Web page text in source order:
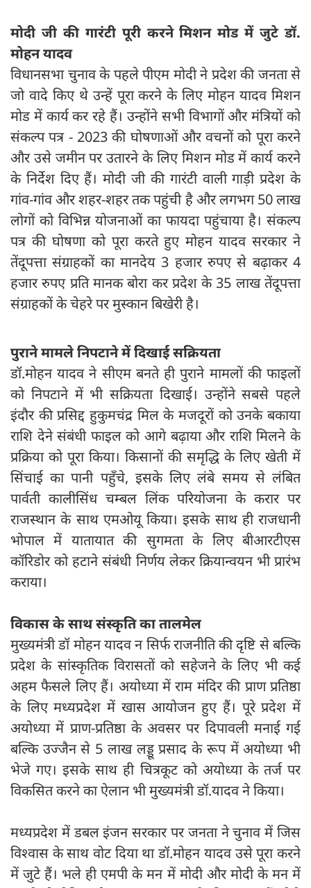
मोदी जी की गारंटी पूरी करने मिशन मोड में जुटे डॉ.
मोहन यादव
विधानसभा चुनाव के पहले पीएम मोदी ने प्रदेश की जनता से
जो वादे किए थे उन्हें पूरा करने के लिए मोहन यादव मिशन
मोड में कार्य कर रहे हैं। उन्होंने सभी विभागों और मंत्रियों को
संकल्प पत्र - 2023 की घोषणाओं और वचनों को पूरा करने
और उसे जमीन पर उतारने के लिए मिशन मोड में कार्य करने
के निर्देश दिए हैं। मोदी जी की गारंटी वाली गाड़ी प्रदेश के
गांव-गांव और शहर-शहर तक पहुंची है और लगभग 50 लाख
लोगों को विभिन्न योजनाओं का फायदा पहुंचाया है। संकल्प
पत्र की घोषणा को पूरा करते हुए मोहन यादव सरकार ने
तेंदूपत्ता संग्राहकों का मानदेय 3 हजार रुपए से बढ़ाकर 4
हजार रुपए प्रति मानक बोरा कर प्रदेश के 35 लाख तेंदूपत्ता
संग्राहकों के चेहरे पर मुस्कान बिखेरी है।
पुराने मामले निपटाने में दिखाई सक्रियता
डॉ.मोहन यादव ने सीएम बनते ही पुराने मामलों की फाइलों
को निपटाने में भी सक्रियता दिखाई। उन्होंने सबसे पहले
इंदौर की प्रसिद्द हुकुमचंद्र मिल के मजदूरों को उनके बकाया
राशि देने संबंधी फाइल को आगे बढ़ाया और राशि मिलने के
प्रक्रिया को पूरा किया। किसानों की समृद्धि के लिए खेती में
सिंचाई का पानी पहुँचे, इसके लिए लंबे समय से लंबित
पार्वती कालीसिंध चम्बल लिंक परियोजना के करार पर
राजस्थान के साथ एमओयू किया। इसके साथ ही राजधानी
भोपाल में यातायात की सुगमता के लिए बीआरटीएस
कॉरिडोर को हटाने संबंधी निर्णय लेकर क्रियान्वयन भी प्रारंभ
कराया।
विकास के साथ संस्कृति का तालमेल
मुख्यमंत्री डॉ मोहन यादव न सिर्फ राजनीति की दृष्टि से बल्कि
प्रदेश के सांस्कृतिक विरासतों को सहेजने के लिए भी कई
अहम फैसले लिए हैं। अयोध्या में राम मंदिर की प्राण प्रतिष्ठा
के लिए मध्यप्रदेश में खास आयोजन हुए हैं। पूरे प्रदेश में
अयोध्या में प्राण-प्रतिष्ठा के अवसर पर दिपावली मनाई गई
बल्कि उज्जैन से 5 लाख लड्डू प्रसाद के रूप में अयोध्या भी
भेजे गए। इसके साथ ही चित्रकूट को अयोध्या के तर्ज पर
विकसित करने का ऐलान भी मुख्यमंत्री डॉ.यादव ने किया।
मध्यप्रदेश में डबल इंजन सरकार पर जनता ने चुनाव में जिस
विश्वास के साथ वोट दिया था डॉ.मोहन यादव उसे पूरा करने
में जुटे हैं। भले ही एमपी के मन में मोदी और मोदी के मन में